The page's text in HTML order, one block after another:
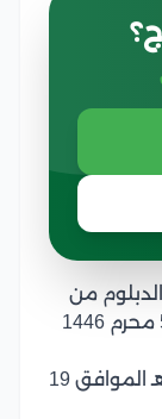
من
خلال التسجيل الإلكتروني بداية من 5 محرم 1446
ينتهي التسجيل في 13 محرم 1446 هـ الموافق 19